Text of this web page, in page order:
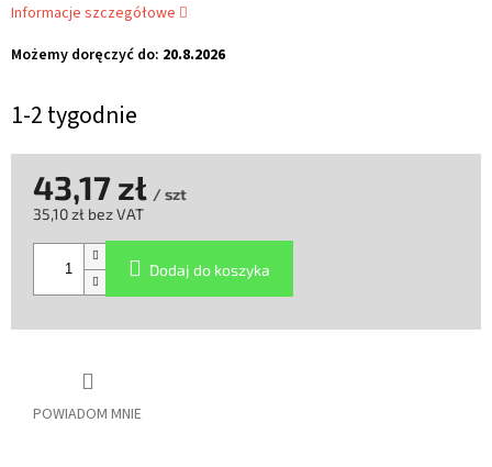
1-2 tygodnie
Możemy doręczyć do: 20.8.2026
Informacje szczegółowe
POWIADOM MNIE
43,17 zł / szt
35,10 zł bez VAT
jednostkowa:
Dodaj do koszyka